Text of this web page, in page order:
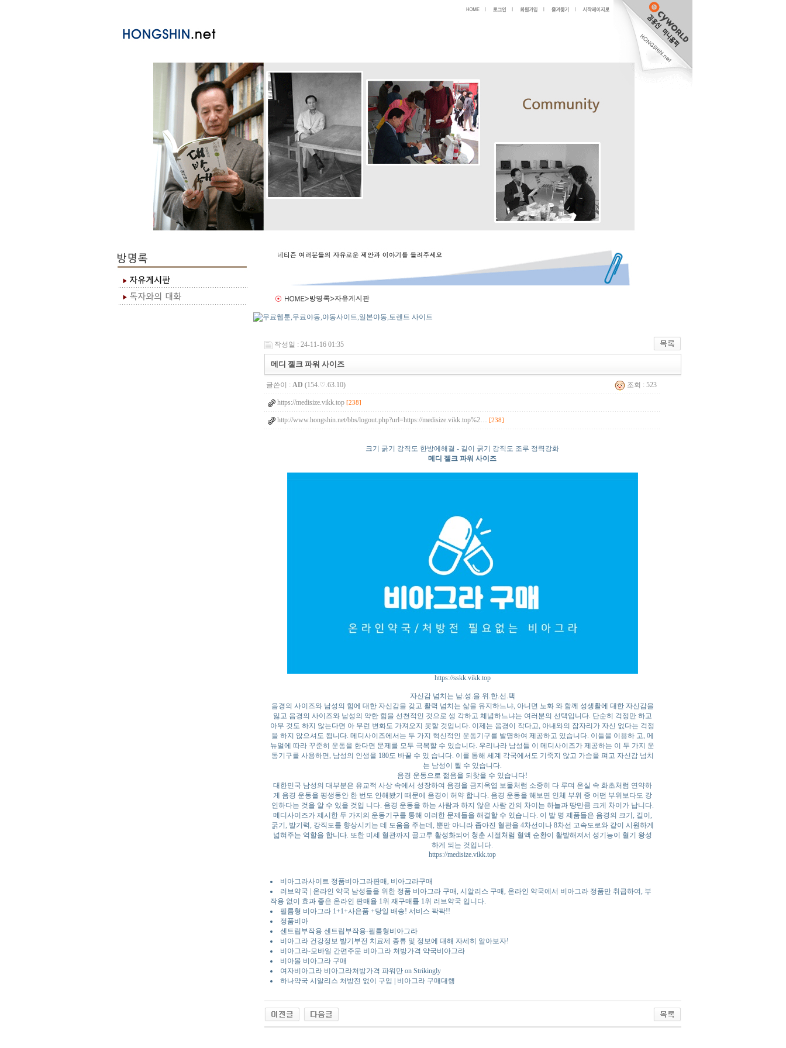
작성일 : 24-11-16 01:35
메디 젤크 파워 사이즈
글쓴이 : AD (154.♡.63.10) 조회 : 523
https://medisize.vikk.top [238]
http://www.hongshin.net/bbs/logout.php?url=https://medisize.vikk.top%2… [238]
크기 굵기 강직도 한방에해결 - 길이 굵기 강직도 조루 정력강화
메디 젤크 파워 사이즈
https://sskk.vikk.top
자신감 넘치는 남.성.을.위.한.선.택
음경의 사이즈와 남성의 힘에 대한 자신감을 갖고 활력 넘치는 삶을 유지하느냐, 아니면 노화 와 함께 성생활에 대한 자신감을
잃고 음경의 사이즈와 남성의 약한 힘을 선천적인 것으로 생 각하고 체념하느냐는 여러분의 선택입니다. 단순히 걱정만 하고
아무 것도 하지 않는다면 아 무런 변화도 가져오지 못할 것입니다. 이제는 음경이 작다고, 아내와의 잠자리가 자신 없다는 걱정
을 하지 않으셔도 됩니다. 메디사이즈에서는 두 가지 혁신적인 운동기구를 발명하여 제공하고 있습니다. 이들을 이용하 고, 메
뉴얼에 따라 꾸준히 운동을 한다면 문제를 모두 극복할 수 있습니다. 우리나라 남성들 이 메디사이즈가 제공하는 이 두 가지 운
동기구를 사용하면, 남성의 인생을 180도 바꿀 수 있 습니다. 이를 통해 세계 각국에서도 기죽지 않고 가슴을 펴고 자신감 넘치
는 남성이 될 수 있습니다.
음경 운동으로 젊음을 되찾을 수 있습니다!
대한민국 남성의 대부분은 유교적 사상 속에서 성장하여 음경을 금지옥엽 보물처럼 소중히 다 루며 온실 속 화초처럼 연약하
게 음경 운동을 평생동안 한 번도 안해봤기 때문에 음경이 허약 합니다. 음경 운동을 해보면 인체 부위 중 어떤 부위보다도 강
인하다는 것을 알 수 있을 것입 니다. 음경 운동을 하는 사람과 하지 않은 사람 간의 차이는 하늘과 땅만큼 크게 차이가 납니다.
메디사이즈가 제시한 두 가지의 운동기구를 통해 이러한 문제들을 해결할 수 있습니다. 이 발 명 제품들은 음경의 크기, 길이,
굵기, 발기력, 강직도를 향상시키는 데 도움을 주는데, 뿐만 아니라 좁아진 혈관을 4차선이나 8차선 고속도로와 같이 시원하게
넓혀주는 역할을 합니다. 또한 미세 혈관까지 골고루 활성화되어 청춘 시절처럼 혈액 순환이 활발해져서 성기능이 혈기 왕성
하게 되는 것입니다.
https://medisize.vikk.top
비아그라사이트 정품비아그라판매, 비아그라구매
러브약국 | 온라인 약국 남성들을 위한 정품 비아그라 구매, 시알리스 구매, 온라인 약국에서 비아그라 정품만 취급하여, 부
작용 없이 효과 좋은 온라인 판매율 1위 재구매률 1위 러브약국 입니다.
필름형 비아그라 1+1+사은품 +당일 배송! 서비스 팍팍!!
정품비아
센트립부작용 센트립부작용-필름형비아그라
비아그라 건강정보 발기부전 치료제 종류 및 정보에 대해 자세히 알아보자!
비아그라-모바일 간편주문 비아그라 처방가격 약국비아그라
비아몰 비아그라 구매
여자비아그라 비아그라처방가격 파워만 on Strikingly
하나약국 시알리스 처방전 없이 구입 | 비아그라 구매대행